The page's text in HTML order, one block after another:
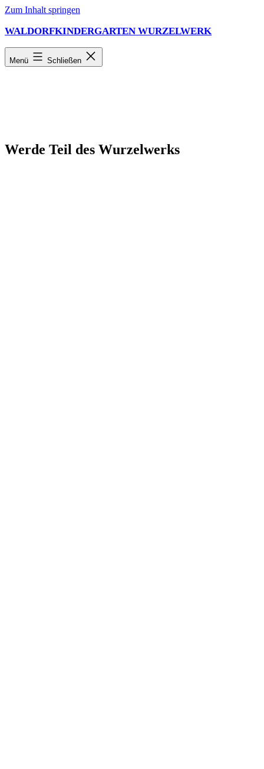
Zum Inhalt springen
WALDORFKINDERGARTEN WURZELWERK
Menü Schließen
Werde Teil des Wurzelwerks